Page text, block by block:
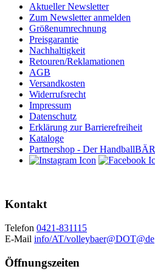
Aktueller Newsletter
Zum Newsletter anmelden
Größenumrechnung
Preisgarantie
Nachhaltigkeit
Retouren/Reklamationen
AGB
Versandkosten
Widerrufsrecht
Impressum
Datenschutz
Erklärung zur Barrierefreiheit
Kataloge
Partnershop - Der HandballBÄR
Kontakt
Telefon 0421-831115
E-Mail info/AT/volleybaer@DOT@de
Öffnungszeiten